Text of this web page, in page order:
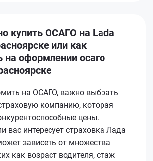
купить ОСАГО на Lada
или как
на оформлении осаго
на ОСАГО, важно выбрать
компанию, которая
цены.
вас интересует страховка Лада
зависеть от множества
как возраст водителя, стаж